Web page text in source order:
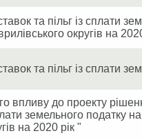
та пільг із сплати
округів на
та пільг із сплати
впливу до проекту
земельного податку
на 2020 рік "